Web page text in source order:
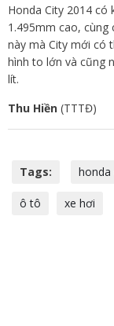
Honda City 2014 có
1.495mm cao, cùng
này mà City mới có
hình to lớn và cũng
lít.
Thu Hiền (TTTĐ)
Tags: honda
ô tô xe hơi